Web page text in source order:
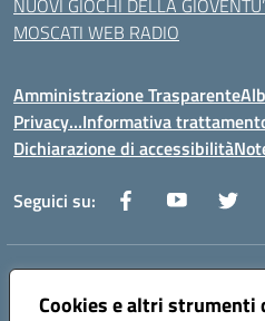
Cookies e altri strumenti
NUOVI GIOCHI DELLA GIOVENTU’
MOSCATI WEB RADIO
Amministrazione Trasparente
Privacy…Informativa
Dichiarazione di accessibilità
Seguici su:
Indirizzo:
Centralino:089 201032 Email: